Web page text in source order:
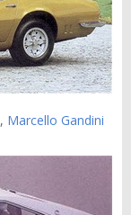
, Marcello Gandini